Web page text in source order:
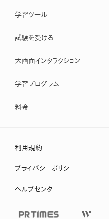
学習ツール
試験を受ける
大画面インタラクション
学習プログラム
料金
利用規約
プライバシーポリシー
ヘルプセンター